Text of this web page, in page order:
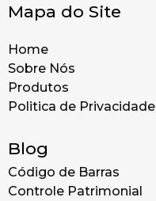
Mapa do Site
Home
Sobre Nós
Produtos
Politica de Privacidade
Blog
Código de Barras
Controle Patrimonial